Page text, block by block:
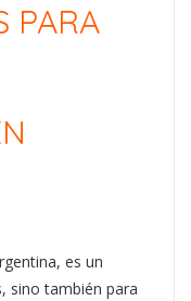
PARA
es un
sino también para